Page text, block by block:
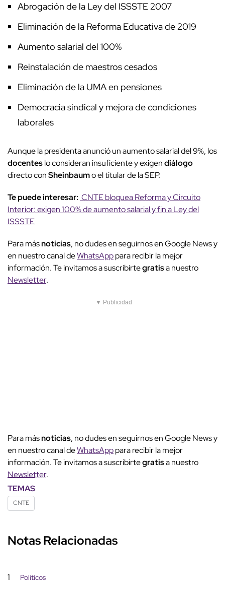
Abrogación de la Ley del ISSSTE 2007
Eliminación de la Reforma Educativa de 2019
Aumento salarial del 100%
Reinstalación de maestros cesados
Eliminación de la UMA en pensiones
Democracia sindical y mejora de condiciones
laborales
Aunque la presidenta anunció un aumento salarial del 9%, los
docenteslo consideran insuficiente y exigendiálogo
directo conSheinbaumo el titular de la SEP.
Te puede interesar: CNTE bloquea Reforma y Circuito
Interior: exigen 100% de aumento salarial y fin a Ley del
ISSSTE
Para másnoticias, no dudes en seguirnos en Google News y
en nuestro canal deWhatsApppara recibir la mejor
información. Te invitamos a suscribirtegratisa nuestro
Newsletter.
▼ Publicidad
Para másnoticias, no dudes en seguirnos en Google News y
en nuestro canal deWhatsApppara recibir la mejor
información. Te invitamos a suscribirtegratisa nuestro
Newsletter.
TEMAS
CNTE
Notas Relacionadas
1 Políticos